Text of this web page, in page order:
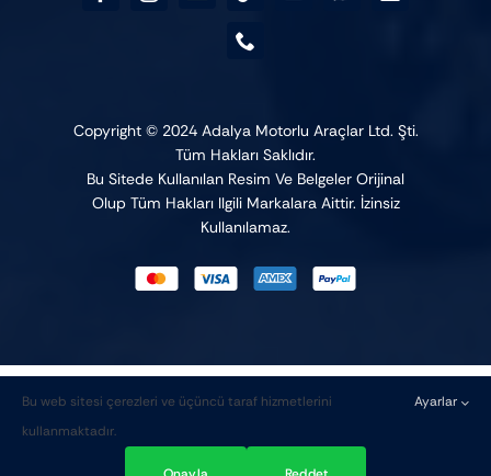
Copyright © 2024 Adalya Motorlu Araçlar Ltd. Şti.
Tüm Hakları Saklıdır.
Bu Sitede Kullanılan Resim Ve Belgeler Orijinal
Olup Tüm Hakları Ilgili Markalara Aittir. İzinsiz
Kullanılamaz.
Kaydırma
çubuğu
💬 Yardıma mı ihtiyacınız var?
Bu web sitesi çerezleri ve üçüncü taraf hizmetlerini
kullanmaktadır.
Ayarlar